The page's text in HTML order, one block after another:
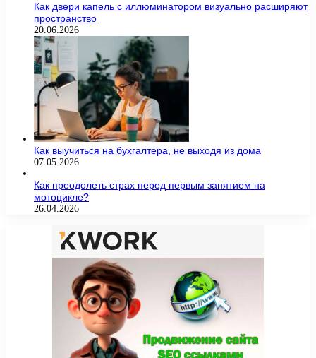
Как двери капель с иллюминатором визуально расширяют
пространство
20.06.2026
Как выучиться на бухгалтера, не выходя из дома
07.05.2026
Как преодолеть страх перед первым занятием на
мотоцикле?
26.04.2026